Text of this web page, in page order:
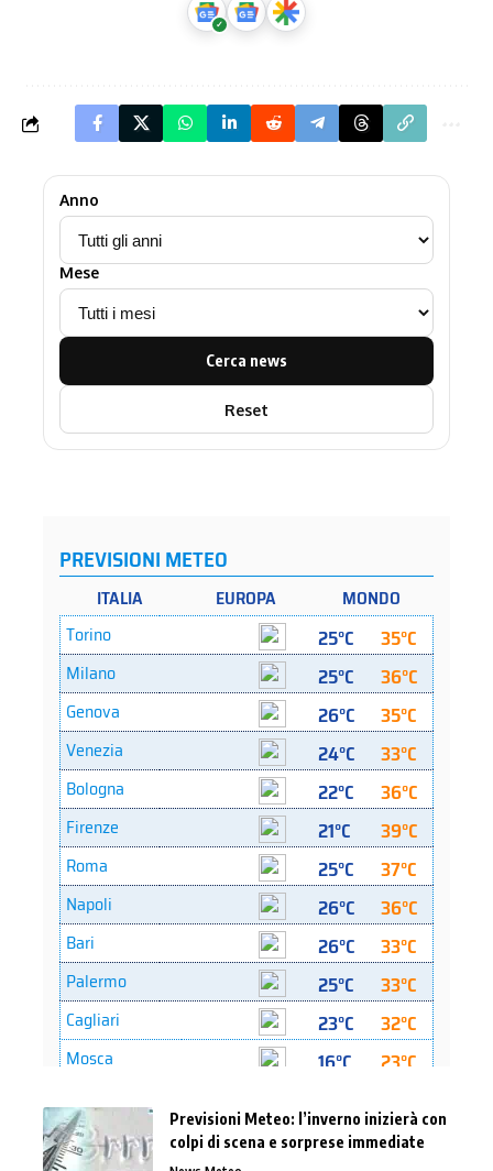
Anno
Mese
Cerca news
Reset
Previsioni Meteo: l’inverno inizierà con
colpi di scena e sorprese immediate